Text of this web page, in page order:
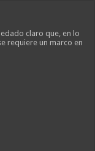
claro que, en lo
requiere un marco en